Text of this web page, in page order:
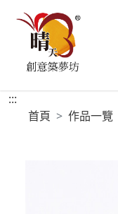
:::
首頁
作品一覽